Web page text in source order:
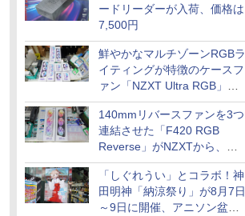
ードリーダーが入荷、価格は
7,500円
鮮やかなマルチゾーンRGBラ
イティングが特徴のケースフ
ァン「NZXT Ultra RGB」が
発売、計8製品
140mmリバースファンを3つ
連結させた「F420 RGB
Reverse」がNZXTから、単
一フレーム採用
「しぐれうい」とコラボ！神
田明神「納涼祭り」が8月7日
～9日に開催、アニソン盆踊